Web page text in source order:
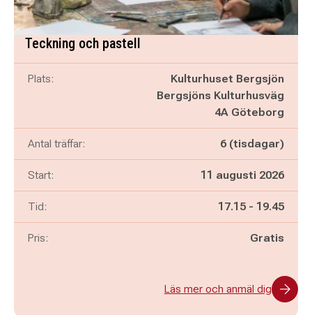
Teckning och pastell
Plats:
Kulturhuset Bergsjön
Bergsjöns Kulturhusväg
4A Göteborg
Antal träffar: 6 (tisdagar)
Start: 11 augusti 2026
Tid: Pågår mellan
17.15 - och
19.45
Pris: Gratis
Läs mer och anmäl dig